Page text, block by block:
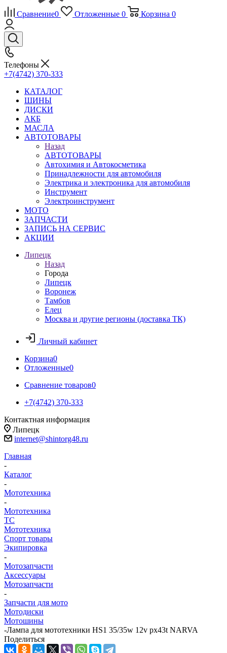
Сравнение0 Отложенные 0 Корзина 0
Телефоны
+7(4742) 370-333
КАТАЛОГ
ШИНЫ
ДИСКИ
АКБ
МАСЛА
АВТОТОВАРЫ
Назад
АВТОТОВАРЫ
Автохимия и Автокосметика
Принадлежности для автомобиля
Электрика и электроника для автомобиля
Инструмент
Электроинструмент
МОТО
ЗАПЧАСТИ
ЗАПИСЬ НА СЕРВИС
АКЦИИ
Липецк
Назад
Города
Липецк
Воронеж
Тамбов
Елец
Москва и другие регионы (доставка ТК)
Личный кабинет
Корзина0
Отложенные0
Сравнение товаров0
+7(4742) 370-333
Контактная информация
Липецк
internet@shintorg48.ru
Главная
-
Каталог
-
Мототехника
-
Мототехника
ТС
Мототехника
Спорт товары
Экипировка
-
Мотозапчасти
Аксессуары
Мотозапчасти
-
Запчасти для мото
Мотодиски
Мотошины
-Лампа для мототехники HS1 35/35w 12v px43t NARVA
Поделиться